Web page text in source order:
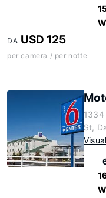
DA USD 125
per camera / per notte
1334
St,